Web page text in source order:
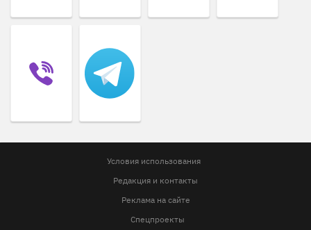
Условия использования
Редакция и контакты
Реклама на сайте
Спецпроекты